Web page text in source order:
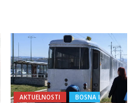
AKTUELNOSTI
BOSNA I